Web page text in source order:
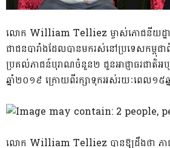
លោក William Telliez ម្ចាស់ភោជនីយដ្ឋ
ជាជនបារាំងដែលបានមករស់នៅប្រទេសកម្ពុជា
ប្រគល់ភាជន៍បុរាណចំនួន២ ជួនអាជ្ញាធរជាតិអប្
ឆ្នាំ២០១៩ ក្រោយពីរក្សាទុកអស់រយៈពេល១៥ឆ្
លោក William Telliez បានឱ្យដឹងថា ភាជ